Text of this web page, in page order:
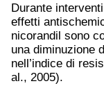
Durante
effetti
nicorandil sono
una diminuzione
nell’indice di
al., 2005).